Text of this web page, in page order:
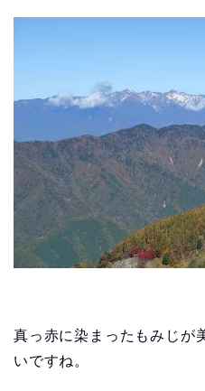
真っ赤に染まったもみじが
いですね。